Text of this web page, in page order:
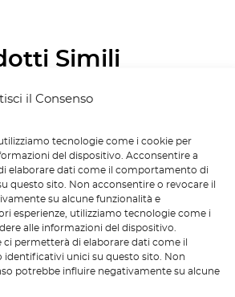
il Consenso
tecnologie come i cookie per
del dispositivo. Acconsentire a
elaborare dati come il comportamento di
questo sito. Non acconsentire o revocare il
su alcune funzionalità e
esperienze, utilizziamo tecnologie come i
alle informazioni del dispositivo.
permetterà di elaborare dati come il
unici su questo sito. Non
potrebbe influire negativamente su alcune
Simili
Mercedes W124 / A124 / C124 /